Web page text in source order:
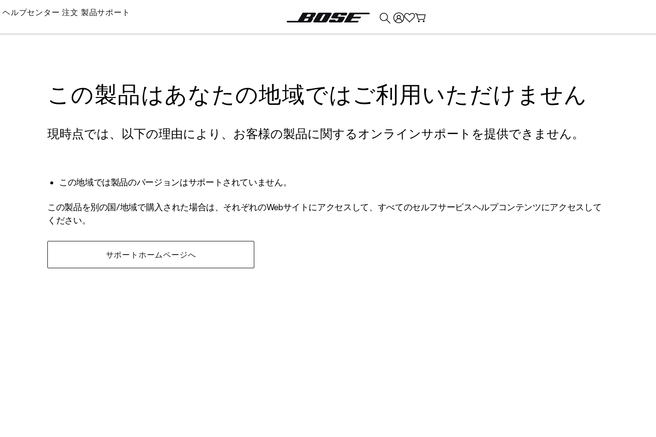
Skip
Main
ヘルプセンター 注文 製品サポート
この製品はあなたの地域ではご利用いただけません
現時点では、以下の理由により、お客様の製品に関するオンラインサポートを提供できません。
この地域では製品のバージョンはサポートされていません。
この製品を別の国/地域で購入された場合は、それぞれのWebサイトにアクセスして、すべてのセルフサービスヘルプコンテンツにアクセスして
ください。
サポートホームページへ